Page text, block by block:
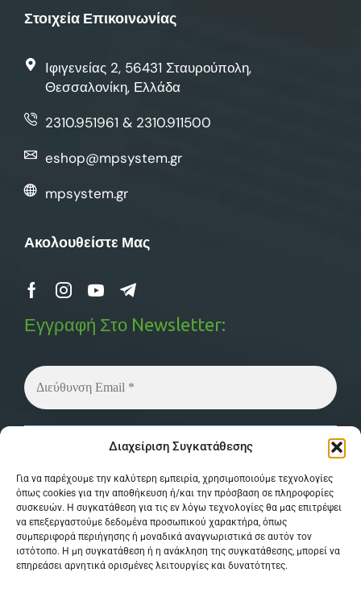
Διαχείριση Συγκατάθεσης
Για να παρέχουμε την καλύτερη εμπειρία, χρησιμοποιούμε τεχνολογίες
όπως cookies για την αποθήκευση ή/και την πρόσβαση σε πληροφορίες
συσκευών. Η συγκατάθεση για τις εν λόγω τεχνολογίες θα μας επιτρέψει
να επεξεργαστούμε δεδομένα προσωπικού χαρακτήρα, όπως
συμπεριφορά περιήγησης ή μοναδικά αναγνωριστικά σε αυτόν τον
ιστότοπο. Η μη συγκατάθεση ή η ανάκληση της συγκατάθεσης, μπορεί να
επηρεάσει αρνητικά ορισμένες λειτουργίες και δυνατότητες.
Στοιχεία Επικοινωνίας
Ιφιγενείας 2, 56431 Σταυρούπολη,
Θεσσαλονίκη, Ελλάδα
2310.951961 & 2310.911500
eshop@mpsystem.gr
mpsystem.gr
Ακολουθείστε Μας
Εγγραφή Στο Newsletter:
μας για περισσότερες λεπτομέρειες.